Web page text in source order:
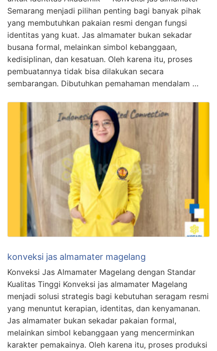
Semarang menjadi pilihan penting bagi banyak pihak
yang membutuhkan pakaian resmi dengan fungsi
identitas yang kuat. Jas almamater bukan sekadar
busana formal, melainkan simbol kebanggaan,
kedisiplinan, dan kesatuan. Oleh karena itu, proses
pembuatannya tidak bisa dilakukan secara
sembarangan. Dibutuhkan pemahaman mendalam …
konveksi jas almamater magelang
Konveksi Jas Almamater Magelang dengan Standar
Kualitas Tinggi Konveksi jas almamater Magelang
menjadi solusi strategis bagi kebutuhan seragam resmi
yang menuntut kerapian, identitas, dan kenyamanan.
Jas almamater bukan sekadar pakaian formal,
melainkan simbol kebanggaan yang mencerminkan
karakter pemakainya. Oleh karena itu, proses produksi